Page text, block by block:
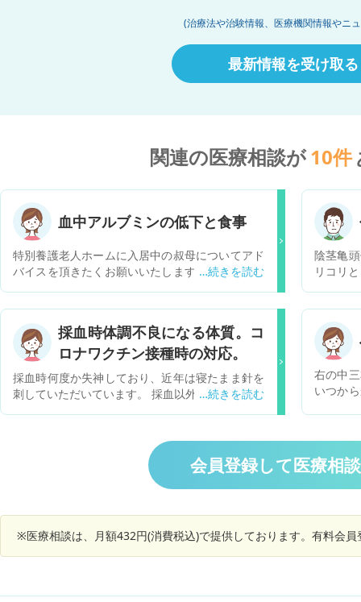
(治療法や治験情報、医療機関情報やニ
最新情報を受け取る
関連の医療相談が10件
血中アルブミンの低下と食事
特別養護老人ホームに入居中の叔母についてアド
バイスを頂きたくお願いいたします。叔母は９７
来た「栄養ケア計画書」に以下のような気になる
事が書いてありました。 健康診断の結果、アルブ
ミン値が3.4g/dlと若干低下しているため、低栄
た。食事量、体重ともに安定しているため現在の
で食事提供を継続して経過を見ていきます (3.5m
g/dl以上が低リスクなので問題ありません) 叔母
椅子生活で、月に1-２回の歩行訓練を受けている
ミンが4g/dl以上が正常値、3.5g/dl以下は「低栄
3.４mg/dl という数値は問題なしという判断でよ
ろしいのでしょうか？ 4mg/dl以上にするために
タンパク質などを増やすようにお願いした方が良
いのでしょうか？ また、アルブミン値が低いのは
考えられないでしょうか？(健康診断ので結果をい
陰茎亀
リコリ
りませ
夫でし
採血時体調不良になる体質。コ
ロナワクチン接種時の対応。
採血時何度か失神しており、近年は寝たまま針を
刺していただいています。 採血以外にも、骨折時
す。 恐らくは精神的なもので、失神が癖になって
いると思われますが、コロナワクチン接種の際も
採血と同様に寝て行った方が良いでしょうか。意
識がなくなり転倒すると迷惑かと思うのですが、
以上、ご回答よろしくお願いいたします。
右の中
いつか
バーデ
おいて
会員登録して医療相
※医療相談は、月額432円(消費税込)で提供しております。有料会